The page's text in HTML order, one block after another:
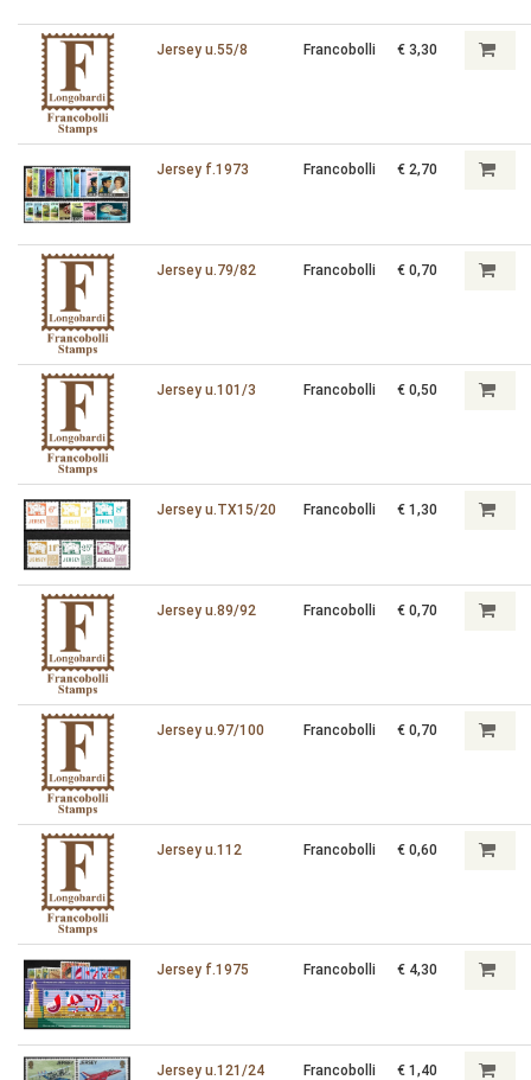
Jersey u.55/8 Francobolli € 3,30
Jersey f.1973 Francobolli € 2,70
Jersey u.79/82 Francobolli € 0,70
Jersey u.101/3 Francobolli € 0,50
Jersey u.TX15/20 Francobolli € 1,30
Jersey u.89/92 Francobolli € 0,70
Jersey u.97/100 Francobolli € 0,70
Jersey u.112 Francobolli € 0,60
Jersey f.1975 Francobolli € 4,30
Jersey u.121/24 Francobolli € 1,40